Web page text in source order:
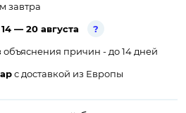
завтра
14 — 20 августа
?
объяснения причин - до 14 дней
с доставкой из Европы